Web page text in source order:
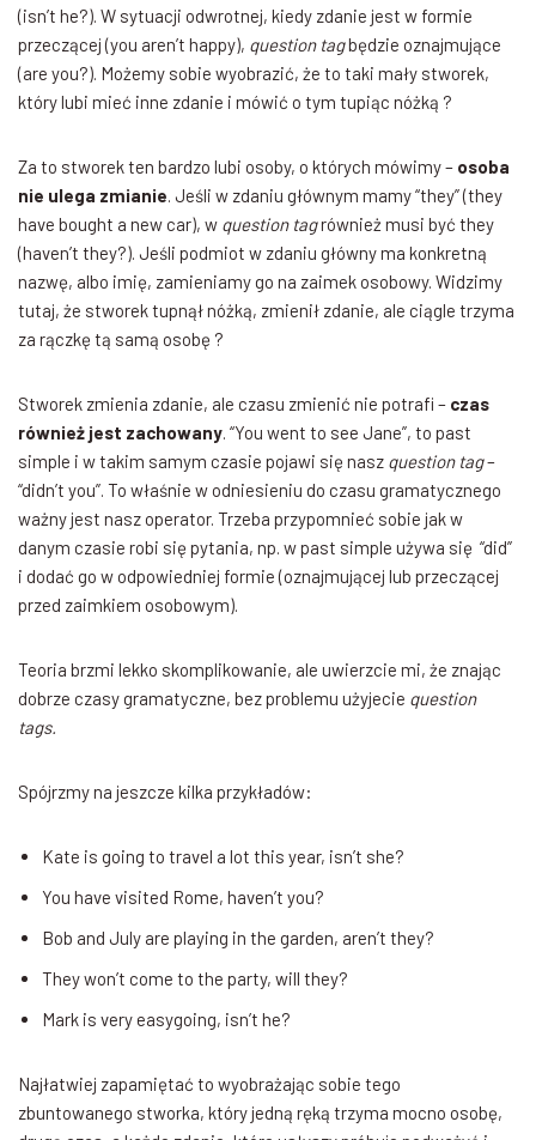
(isn’t he?). W sytuacji odwrotnej, kiedy zdanie jest w formie
przeczącej (you aren’t happy), question tagbędzie oznajmujące
(are you?). Możemy sobie wyobrazić, że to taki mały stworek,
który lubi mieć inne zdanie i mówić o tym tupiąc nóżką ?
Za to stworek ten bardzo lubi osoby, o których mówimy – osoba
nie ulega zmianie. Jeśli w zdaniu głównym mamy “they” (they
have bought a new car), w question tagrównież musi być they
(haven’t they?). Jeśli podmiot w zdaniu główny ma konkretną
nazwę, albo imię, zamieniamy go na zaimek osobowy. Widzimy
tutaj, że stworek tupnął nóżką, zmienił zdanie, ale ciągle trzyma
za rączkę tą samą osobę ?
Stworek zmienia zdanie, ale czasu zmienić nie potrafi – czas
również jest zachowany. “You went to see Jane”, to past
simple i w takim samym czasie pojawi się nasz question tag–
“didn’t you”. To właśnie w odniesieniu do czasu gramatycznego
ważny jest nasz operator. Trzeba przypomnieć sobie jak w
danym czasie robi się pytania, np. w past simple używa się “did”
i dodać go w odpowiedniej formie (oznajmującej lub przeczącej
przed zaimkiem osobowym).
Teoria brzmi lekko skomplikowanie, ale uwierzcie mi, że znając
dobrze czasy gramatyczne, bez problemu użyjecie question
tags.
Spójrzmy na jeszcze kilka przykładów:
Kate is going to travel a lot this year, isn’t she?
You have visited Rome, haven’t you?
Bob and July are playing in the garden, aren’t they?
They won’t come to the party, will they?
Mark is very easygoing, isn’t he?
Najłatwiej zapamiętać to wyobrażając sobie tego
zbuntowanego stworka, który jedną ręką trzyma mocno osobę,